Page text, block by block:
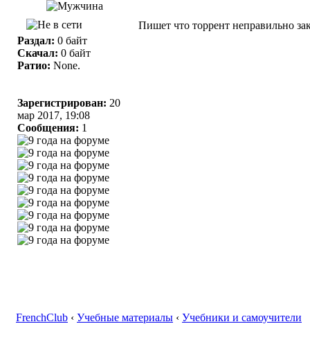
Раздал: 0 байт
Скачал: 0 байт
Ратио: None.
Зарегистрирован: 20
мар 2017, 19:08
Сообщения: 1
Пишет что торрент неправильно
FrenchClub ‹ Учебные материалы ‹ Учебники и самоучители